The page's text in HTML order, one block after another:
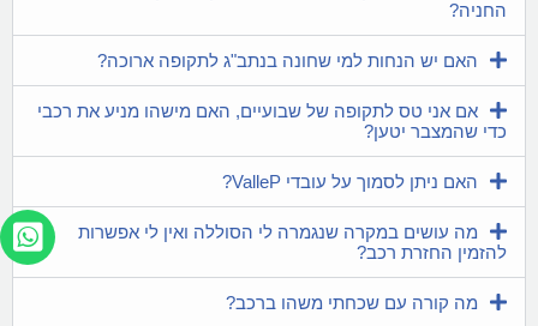
החניה?
האם יש הנחות למי שחונה בנתב"ג לתקופה ארוכה?
אם אני טס לתקופה של שבועיים, האם מישהו מניע את רכבי
כדי שהמצבר יטען?
האם ניתן לסמוך על עובדי ValleP?
מה עושים במקרה שנגמרה לי הסוללה ואין לי אפשרות
להזמין החזרת רכב?
מה קורה עם שכחתי משהו ברכב?